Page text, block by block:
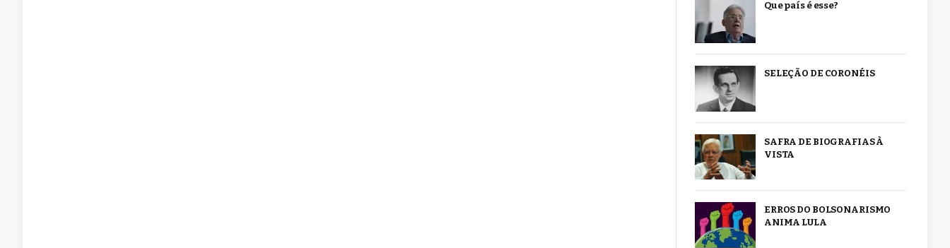
Que país é esse?
SELEÇÃO DE CORONÉIS
SAFRA DE BIOGRAFIAS À
VISTA
ERROS DO BOLSONARISMO
ANIMA LULA